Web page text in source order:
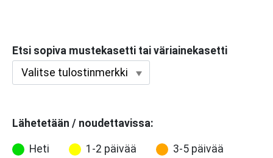
Etsi sopiva mustekasetti tai väriainekasetti
Lähetetään / noudettavissa:
Heti 1-2 päivää
3-5 päivää